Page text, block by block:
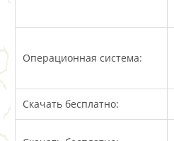
Операционная система:
Скачать бесплатно: